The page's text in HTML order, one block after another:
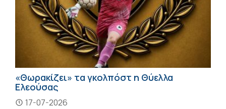
«Θωρακίζει» τα γκολπόστ η Θύελλα
Ελεούσας
17-07-2026